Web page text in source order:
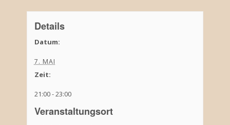
Details
Datum:
7. MAI
Zeit:
21:00 - 23:00
Veranstaltungsort